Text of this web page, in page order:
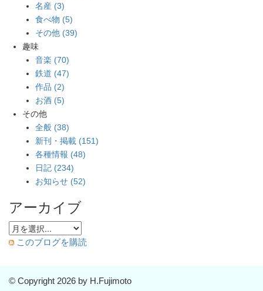
名産 (3)
食べ物 (5)
その他 (39)
趣味
音楽 (70)
鉄道 (47)
作品 (2)
お酒 (5)
その他
全般 (38)
新刊・掲載 (151)
各種情報 (48)
日記 (234)
お知らせ (52)
アーカイブ
このブログを購読
© Copyright 2026 by H.Fujimoto